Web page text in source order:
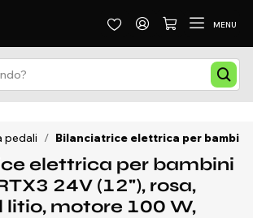
MENU
pedali / Bilanciatrice elettrica per bambini
elettrica per bambini
24V (12"), rosa,
motore 100 W,